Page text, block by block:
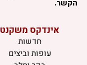
הקשר.
אינדקס משקנט
חדשות
עופות וביצים